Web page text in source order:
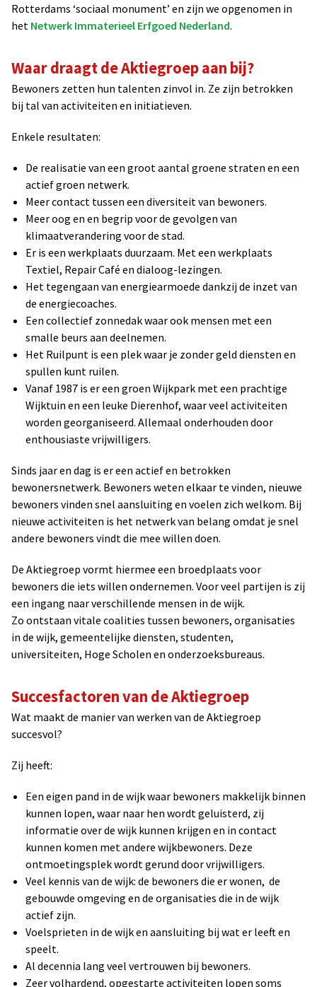
Rotterdams ‘sociaal monument’ en zijn we opgenomen in
het Netwerk Immaterieel Erfgoed Nederland.
Waar draagt de Aktiegroep aan bij?
Bewoners zetten hun talenten zinvol in. Ze zijn betrokken
bij tal van activiteiten en initiatieven.
Enkele resultaten:
De realisatie van een groot aantal groene straten en een
actief groen netwerk.
Meer contact tussen een diversiteit van bewoners.
Meer oog en en begrip voor de gevolgen van
klimaatverandering voor de stad.
Er is een werkplaats duurzaam. Met een werkplaats
Textiel, Repair Café en dialoog-lezingen.
Het tegengaan van energiearmoede dankzij de inzet van
de energiecoaches.
Een collectief zonnedak waar ook mensen met een
smalle beurs aan deelnemen.
Het Ruilpunt is een plek waar je zonder geld diensten en
spullen kunt ruilen.
Vanaf 1987 is er een groen Wijkpark met een prachtige
Wijktuin en een leuke Dierenhof, waar veel activiteiten
worden georganiseerd. Allemaal onderhouden door
enthousiaste vrijwilligers.
Sinds jaar en dag is er een actief en betrokken
bewonersnetwerk. Bewoners weten elkaar te vinden, nieuwe
bewoners vinden snel aansluiting en voelen zich welkom. Bij
nieuwe activiteiten is het netwerk van belang omdat je snel
andere bewoners vindt die mee willen doen.
De Aktiegroep vormt hiermee een broedplaats voor
bewoners die iets willen ondernemen. Voor veel partijen is zij
een ingang naar verschillende mensen in de wijk.
Zo ontstaan vitale coalities tussen bewoners, organisaties
in de wijk, gemeentelijke diensten, studenten,
universiteiten, Hoge Scholen en onderzoeksbureaus.
Succesfactoren van de Aktiegroep
Wat maakt de manier van werken van de Aktiegroep
succesvol?
Zij heeft:
Een eigen pand in de wijk waar bewoners makkelijk binnen
kunnen lopen, waar naar hen wordt geluisterd, zij
informatie over de wijk kunnen krijgen en in contact
kunnen komen met andere wijkbewoners. Deze
ontmoetingsplek wordt gerund door vrijwilligers.
Veel kennis van de wijk: de bewoners die er wonen, de
gebouwde omgeving en de organisaties die in de wijk
actief zijn.
Voelsprieten in de wijk en aansluiting bij wat er leeft en
speelt.
Al decennia lang veel vertrouwen bij bewoners.
Zeer volhardend, opgestarte activiteiten lopen soms